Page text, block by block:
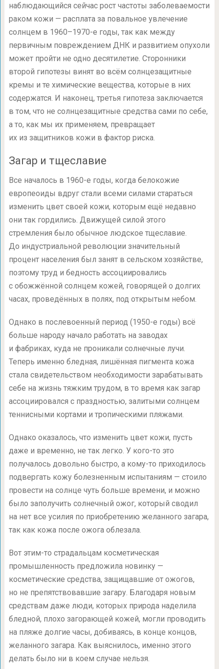
наблюдающийся сейчас рост частоты заболеваемости
раком кожи — расплата за повальное увлечение
солнцем в 1960–1970-е годы, так как между
первичным повреждением ДНК и развитием опухоли
может пройти не одно десятилетие. Сторонники
второй гипотезы винят во всём солнцезащитные
кремы и те химические вещества, которые в них
содержатся. И наконец, третья гипотеза заключается
в том, что не солнцезащитные средства сами по себе,
а то, как мы их применяем, превращает
их из защитников кожи в фактор риска.
Загар и тщеславие
Все началось в 1960-е годы, когда белокожие
европеоиды вдруг стали всеми силами стараться
изменить цвет своей кожи, которым ещё недавно
они так гордились. Движущей силой этого
стремления было обычное людское тщеславие.
До индустриальной революции значительный
процент населения был занят в сельском хозяйстве,
поэтому труд и бедность ассоциировались
с обожжённой солнцем кожей, говорящей о долгих
часах, проведённых в полях, под открытым небом.
Однако в послевоенный период (1950-е годы) всё
больше народу начало работать на заводах
и фабриках, куда не проникали солнечные лучи.
Теперь именно бледная, лишённая пигмента кожа
стала свидетельством необходимости зарабатывать
себе на жизнь тяжким трудом, в то время как загар
ассоциировался с праздностью, залитыми солнцем
теннисными кортами и тропическими пляжами.
Однако оказалось, что изменить цвет кожи, пусть
даже и временно, не так легко. У кого-то это
получалось довольно быстро, а кому-то приходилось
подвергать кожу болезненным испытаниям — стоило
провести на солнце чуть больше времени, и можно
было заполучить солнечный ожог, который сводил
на нет все усилия по приобретению желанного загара,
так как кожа после ожога облезала.
Вот этим-то страдальцам косметическая
промышленность предложила новинку —
косметические средства, защищавшие от ожогов,
но не препятствовавшие загару. Благодаря новым
средствам даже люди, которых природа наделила
бледной, плохо загорающей кожей, могли проводить
на пляже долгие часы, добиваясь, в конце концов,
желанного загара. Как выяснилось, именно этого
делать было ни в коем случае нельзя.